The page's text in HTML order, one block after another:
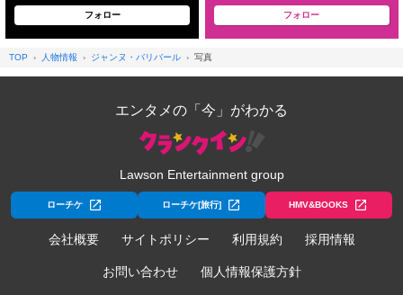
フォロー フォロー
TOP 人物情報 ジャンヌ・バリバール 写真
エンタメの「今」がわかる
Lawson Entertainment group
ローチケ ローチケ[旅行] HMV&BOOKS
会社概要 サイトポリシー 利用規約 採用情報
お問い合わせ 個人情報保護方針